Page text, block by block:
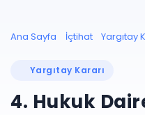
Ana Sayfa İçtihat Yargıtay
Yargıtay Kararı
4. Hukuk